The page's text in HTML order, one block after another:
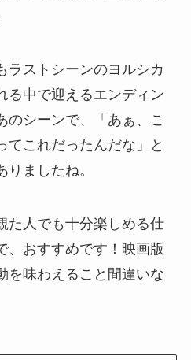
ラストシーンのヨルシカ
る中で迎えるエンディン
のシーンで、「あぁ、こ
てこれだったんだな」と
ましたね。
た人でも十分楽しめる仕
、おすすめです！映画版
を味わえること間違いな